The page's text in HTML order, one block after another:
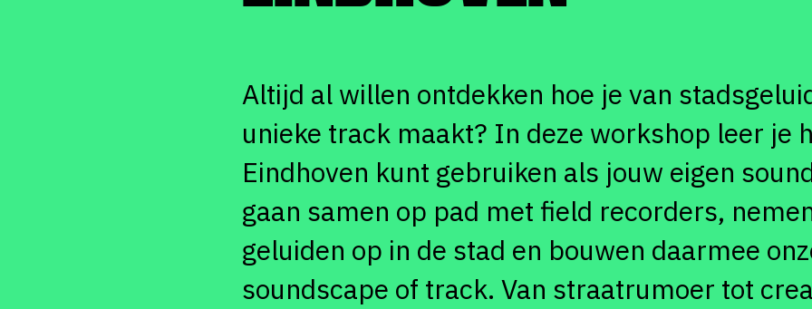
Altijd al willen ontdekken hoe je van
unieke track maakt? In deze workshop leer je
Eindhoven kunt gebruiken als jouw eigen
gaan samen op pad met field recorders,
geluiden op in de stad en bouwen daarmee
soundscape of track. Van straatrumoer tot